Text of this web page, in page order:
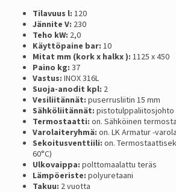
Tilavuus l: 120
Jännite V: 230
Teho kW: 2,0
Käyttöpaine bar: 10
Mitat mm (kork x halkx ): 1125 x 450
Paino kg: 37
Vastus: INOX 316L
Suoja-anodit kpl: 2
Vesiliitännät: puserrusliitin 15 mm
Sähköliitännät: pistotulppaliitosjohto
Termostaatti: on. Sähköinen
Varolaiteryhmä: on. LK Armatur -
Sekoitusventtiili: on.
60°C)
Ulkovaippa: polttomaalattu teräs
Lämpöeriste: polyuretaani
Takuu: 2 vuotta